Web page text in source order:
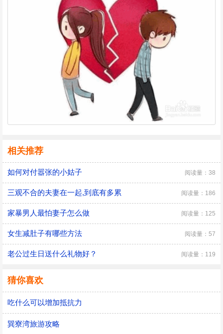
相关推荐
如何对付嚣张的小姑子 阅读量：38
三观不合的夫妻在一起,到底有多累 阅读量：186
家暴男人最怕妻子怎么做 阅读量：125
女生减肚子有哪些方法 阅读量：57
老公过生日送什么礼物好？ 阅读量：119
猜你喜欢
吃什么可以增加抵抗力
巽寮湾旅游攻略